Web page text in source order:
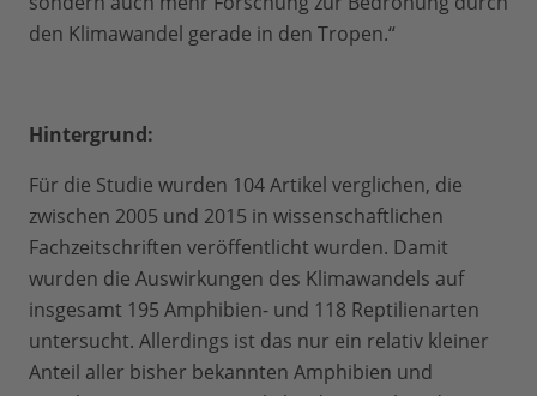
den Klimawandel gerade in den Tropen.“
Hintergrund:
Für die Studie wurden 104 Artikel verglichen, die
zwischen 2005 und 2015 in wissenschaftlichen
Fachzeitschriften veröffentlicht wurden. Damit
wurden die Auswirkungen des Klimawandels auf
insgesamt 195 Amphibien- und 118 Reptilienarten
untersucht. Allerdings ist das nur ein relativ kleiner
Anteil aller bisher bekannten Amphibien und